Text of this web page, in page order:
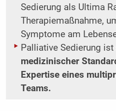
Sedierung als Ultima
Therapiemaßnahme,
Symptome am
Palliative Sedierung
medizinischer
Expertise eines
Teams.